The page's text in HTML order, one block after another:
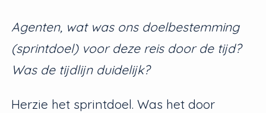
Agenten, wat was ons doelbestemming
(sprintdoel) voor deze reis door de tijd?
Was de tijdlijn duidelijk?
Herzie het sprintdoel. Was het door